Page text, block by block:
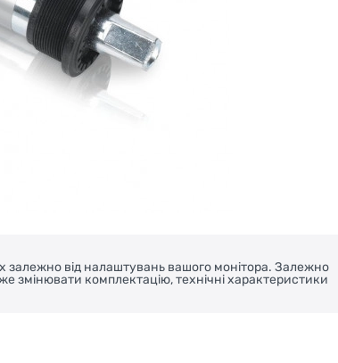
залежно від налаштувань вашого монітора. Залежно
змінювати комплектацію, технічні характеристики